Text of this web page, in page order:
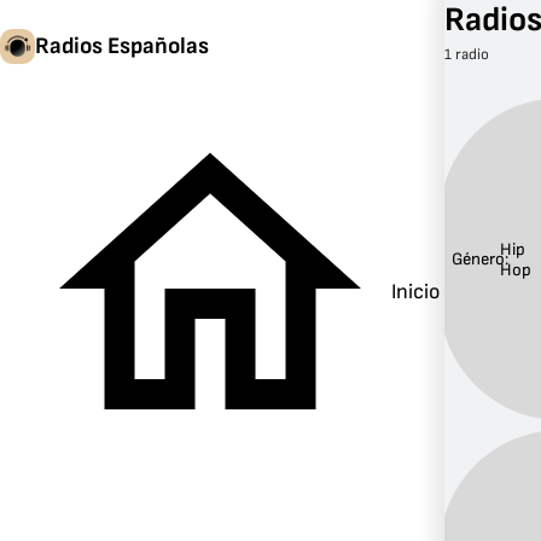
Radios Españolas
Inicio
1 radio
Género:Hip
Hop